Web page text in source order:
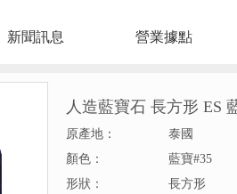
新聞訊息 營業據點
人造藍寶石 長方形 ES
原產地：
泰國
顏色：
藍寶#35
形狀：
長方形